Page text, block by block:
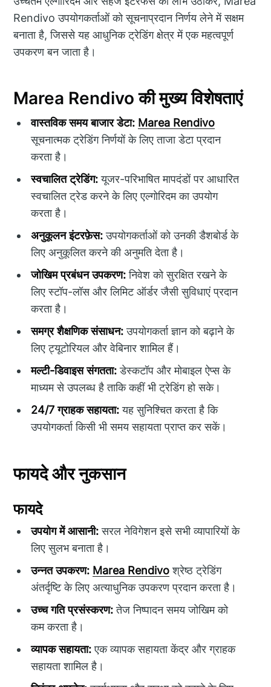
Rendivo उपयोगकर्ताओं को सूचनाप्रदान निर्णय लेने में सक्षम
बनाता है, जिससे यह आधुनिक ट्रेडिंग क्षेत्र में एक महत्वपूर्ण
उपकरण बन जाता है।
Marea Rendivo की मुख्य विशेषताएं
वास्तविक समय बाजार डेटा: Marea Rendivo
सूचनात्मक ट्रेडिंग निर्णयों के लिए ताजा डेटा प्रदान
करता है।
स्वचालित ट्रेडिंग:यूजर-परिभाषित मापदंडों पर आधारित
स्वचालित ट्रेड करने के लिए एल्गोरिदम का उपयोग
करता है।
अनुकूलन इंटरफ़ेस:उपयोगकर्ताओं को उनकी डैशबोर्ड के
लिए अनुकूलित करने की अनुमति देता है।
जोखिम प्रबंधन उपकरण:निवेश को सुरक्षित रखने के
लिए स्टॉप-लॉस और लिमिट ऑर्डर जैसी सुविधाएं प्रदान
करता है।
समग्र शैक्षणिक संसाधन:उपयोगकर्ता ज्ञान को बढ़ाने के
लिए ट्यूटोरियल और वेबिनार शामिल हैं।
मल्टी-डिवाइस संगतता:डेस्कटॉप और मोबाइल ऐप्स के
माध्यम से उपलब्ध है ताकि कहीं भी ट्रेडिंग हो सके।
24/7 ग्राहक सहायता:यह सुनिश्चित करता है कि
उपयोगकर्ता किसी भी समय सहायता प्राप्त कर सकें।
फायदे और नुकसान
फायदे
उपयोग में आसानी:सरल नेविगेशन इसे सभी व्यापारियों के
लिए सुलभ बनाता है।
उन्नत उपकरण: Marea Rendivoश्रेष्ठ ट्रेडिंग
अंतर्दृष्टि के लिए अत्याधुनिक उपकरण प्रदान करता है।
उच्च गति प्रसंस्करण:तेज निष्पादन समय जोखिम को
कम करता है।
व्यापक सहायता:एक व्यापक सहायता केंद्र और ग्राहक
सहायता शामिल है।